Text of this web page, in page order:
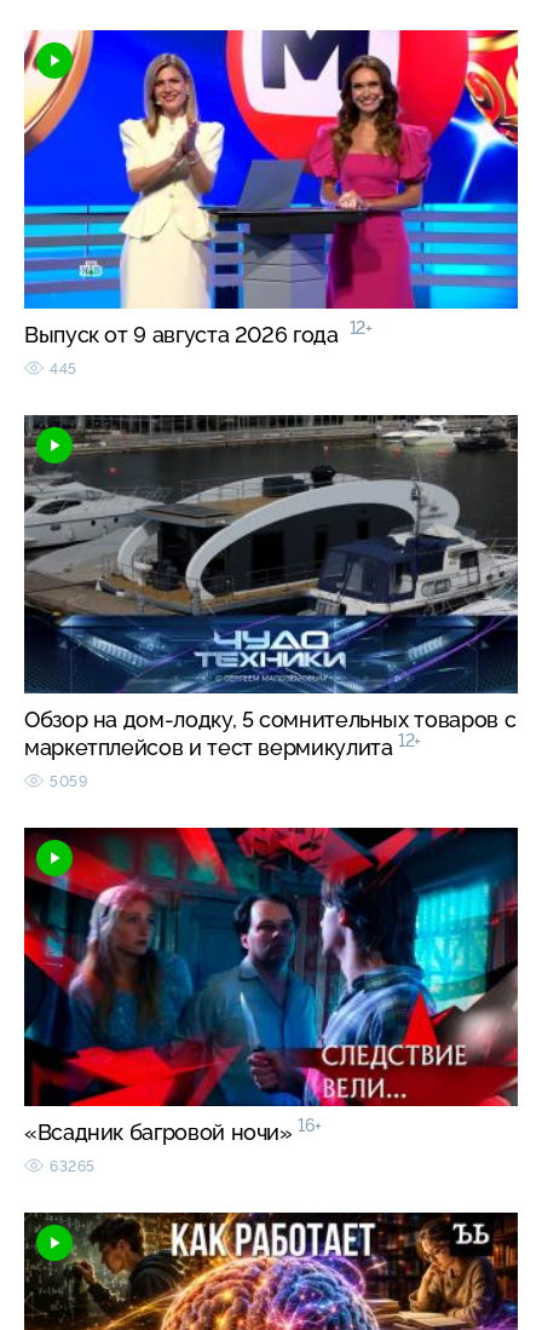
Выпуск от 9 августа 2026 года 12+
445
Обзор на дом-лодку, 5 сомнительных товаров с
маркетплейсов и тест вермикулита 12+
5059
«Всадник багровой ночи» 16+
63265